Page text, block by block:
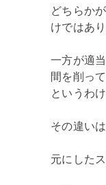
どちらか
けではあり
一方が適
間を削っ
というわ
その違いは
元にした